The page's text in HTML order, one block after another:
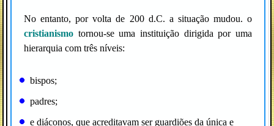
No entanto, por volta de 200 d.C. a situação mudou. o
cristianismo tornou-se uma instituição dirigida por uma
hierarquia com três níveis:
bispos;
padres;
e diáconos, que acreditavam ser guardiões da única e